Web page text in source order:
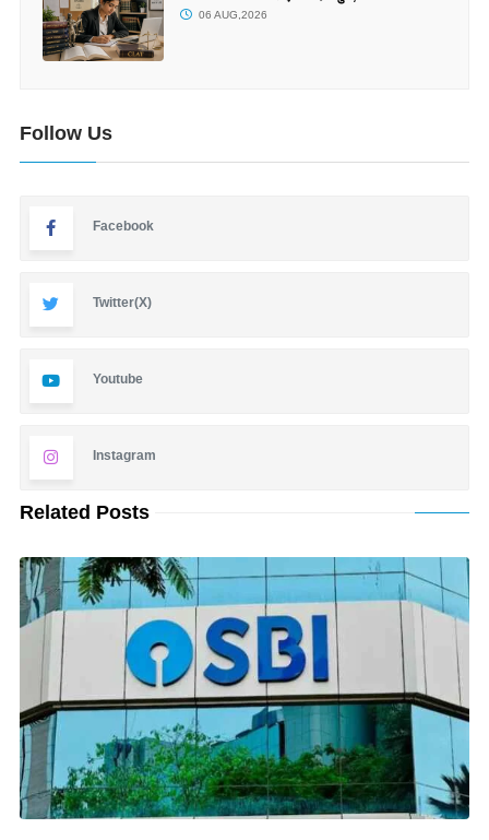
06 AUG,2026
Follow Us
Facebook
Twitter(X)
Youtube
Instagram
Related Posts